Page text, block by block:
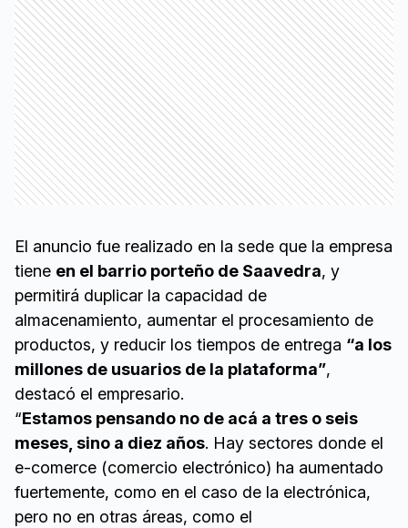
El anuncio fue realizado en la sede que la empresa
tiene en el barrio porteño de Saavedra, y
permitirá duplicar la capacidad de
almacenamiento, aumentar el procesamiento de
productos, y reducir los tiempos de entrega “a los
millones de usuarios de la plataforma”,
destacó el empresario.
“Estamos pensando no de acá a tres o seis
meses, sino a diez años. Hay sectores donde el
e-comerce (comercio electrónico) ha aumentado
fuertemente, como en el caso de la electrónica,
pero no en otras áreas, como el